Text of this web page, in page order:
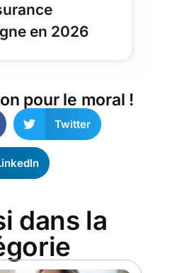
en 2026
pour le moral !
Twitter
dans la